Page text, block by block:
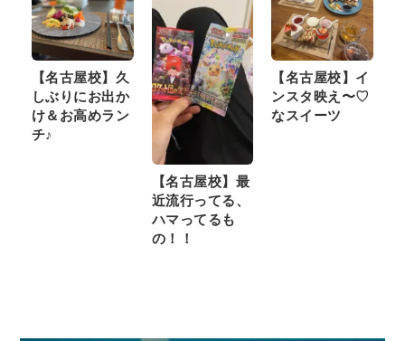
【名古屋校】久
しぶりにお出か
け＆お高めラン
チ♪
【名古屋校】最
近流行ってる、
ハマってるも
の！！
【名古屋校】イ
ンスタ映え〜♡
なスイーツ